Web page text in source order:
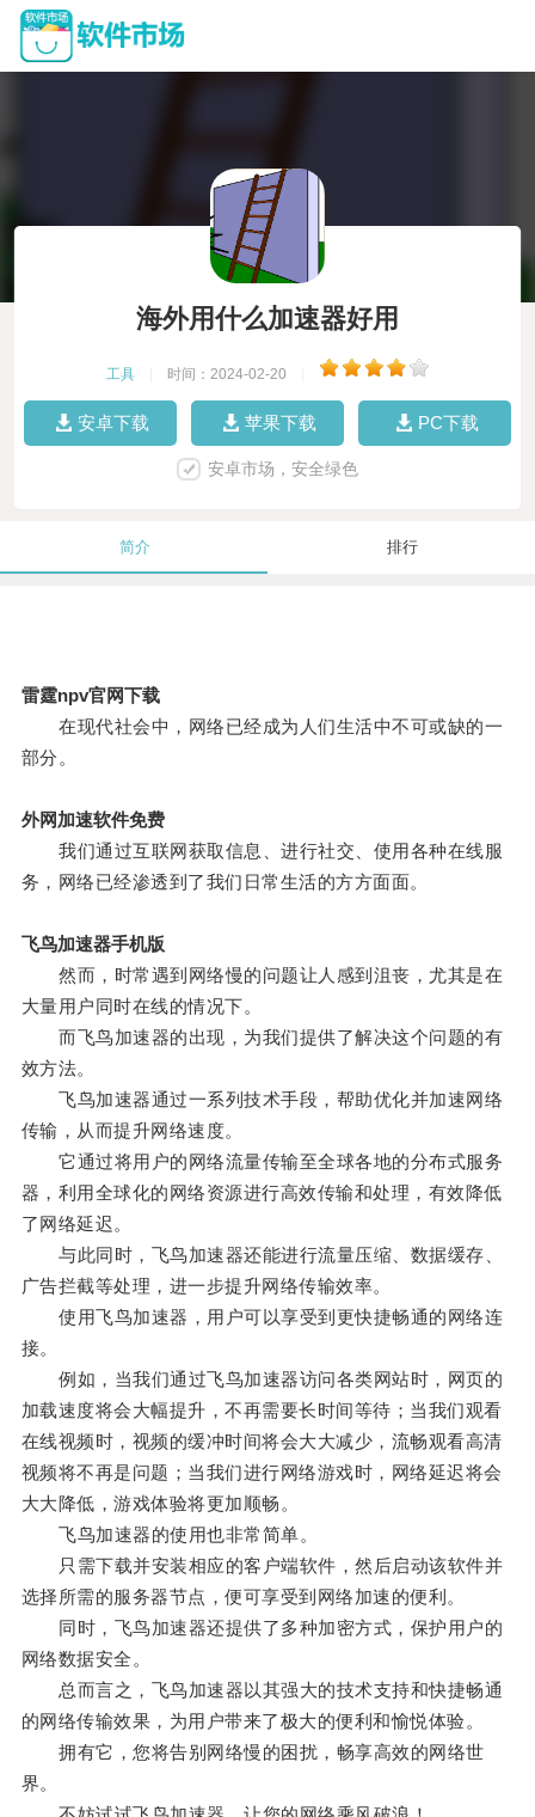
海外用什么加速器好用
工具 时间：2024-02-20
安卓下载 苹果下载 PC下载
安卓市场，安全绿色
简介 排行
雷霆npv官网下载
在现代社会中，网络已经成为人们生活中不可或缺的一
部分。
外网加速软件免费
我们通过互联网获取信息、进行社交、使用各种在线服
务，网络已经渗透到了我们日常生活的方方面面。
飞鸟加速器手机版
然而，时常遇到网络慢的问题让人感到沮丧，尤其是在
大量用户同时在线的情况下。
而飞鸟加速器的出现，为我们提供了解决这个问题的有
效方法。
飞鸟加速器通过一系列技术手段，帮助优化并加速网络
传输，从而提升网络速度。
它通过将用户的网络流量传输至全球各地的分布式服务
器，利用全球化的网络资源进行高效传输和处理，有效降低
了网络延迟。
与此同时，飞鸟加速器还能进行流量压缩、数据缓存、
广告拦截等处理，进一步提升网络传输效率。
使用飞鸟加速器，用户可以享受到更快捷畅通的网络连
接。
例如，当我们通过飞鸟加速器访问各类网站时，网页的
加载速度将会大幅提升，不再需要长时间等待；当我们观看
在线视频时，视频的缓冲时间将会大大减少，流畅观看高清
视频将不再是问题；当我们进行网络游戏时，网络延迟将会
大大降低，游戏体验将更加顺畅。
飞鸟加速器的使用也非常简单。
只需下载并安装相应的客户端软件，然后启动该软件并
选择所需的服务器节点，便可享受到网络加速的便利。
同时，飞鸟加速器还提供了多种加密方式，保护用户的
网络数据安全。
总而言之，飞鸟加速器以其强大的技术支持和快捷畅通
的网络传输效果，为用户带来了极大的便利和愉悦体验。
拥有它，您将告别网络慢的困扰，畅享高效的网络世
界。